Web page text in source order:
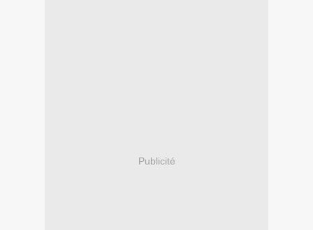
Publicité